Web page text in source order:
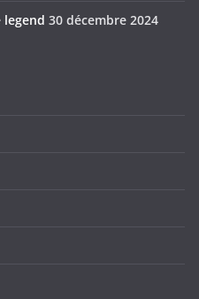
30 décembre 2024